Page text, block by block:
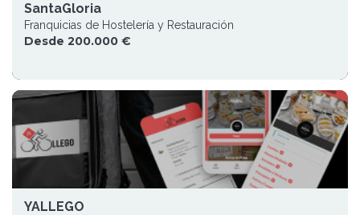
SantaGloria
Franquicias de Hostelería y Restauración
Desde 200.000 €
YALLEGO